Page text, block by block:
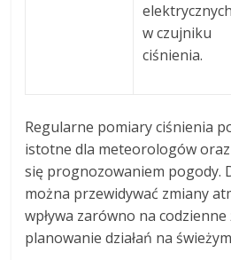
elektrycznych
w czujniku
ciśnienia.
Regularne pomiary ciśnienia
istotne dla meteorologów
się prognozowaniem pogody.
można przewidywać zmiany
wpływa zarówno na codzienne
planowanie działań na